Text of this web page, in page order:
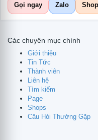
Gọi ngay Zalo
Các chuyên mục chính
Giới thiệu
Tin Tức
Thành viên
Liên hệ
Tìm kiếm
Page
Shops
Câu Hỏi Thường Gặp